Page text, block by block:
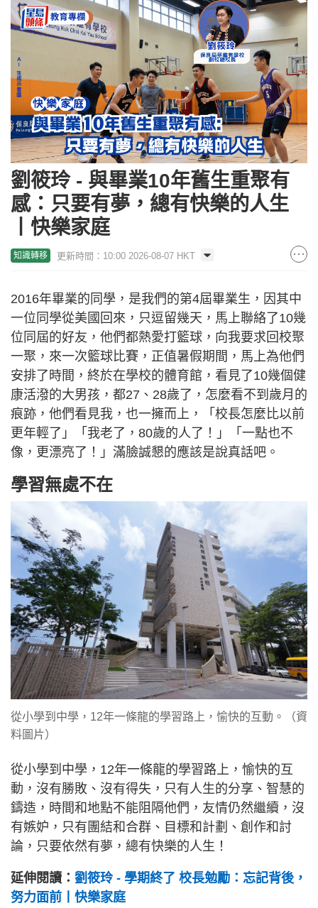
劉筱玲 - 與畢業10年舊生重聚有
感：只要有夢，總有快樂的人生
丨快樂家庭
知識轉移 更新時間：10:00 2026-08-07 HKT
2016年畢業的同學，是我們的第4屆畢業生，因其中
一位同學從美國回來，只逗留幾天，馬上聯絡了10幾
位同屆的好友，他們都熱愛打籃球，向我要求回校聚
一聚，來一次籃球比賽，正值暑假期間，馬上為他們
安排了時間，終於在學校的體育館，看見了10幾個健
康活潑的大男孩，都27、28歲了，怎麼看不到歲月的
痕跡，他們看見我，也一擁而上，「校長怎麼比以前
更年輕了」「我老了，80歲的人了！」「一點也不
像，更漂亮了！」滿臉誠懇的應該是說真話吧。
學習無處不在
從小學到中學，12年一條龍的學習路上，愉快的互動。（資
料圖片）
從小學到中學，12年一條龍的學習路上，愉快的互
動，沒有勝敗、沒有得失，只有人生的分享、智慧的
鑄造，時間和地點不能阻隔他們，友情仍然繼續，沒
有嫉妒，只有團結和合群、目標和計劃、創作和討
論，只要依然有夢，總有快樂的人生！
延伸閱讀： 劉筱玲 - 學期終了 校長勉勵：忘記背後，
努力面前丨快樂家庭